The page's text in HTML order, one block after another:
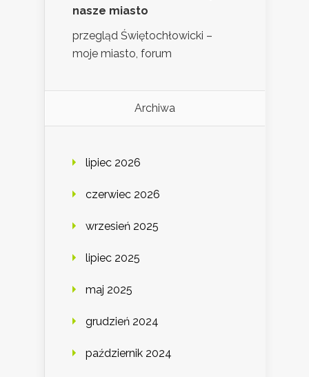
nasze miasto
przegląd Świętochłowicki –
moje miasto, forum
Archiwa
lipiec 2026
czerwiec 2026
wrzesień 2025
lipiec 2025
maj 2025
grudzień 2024
październik 2024